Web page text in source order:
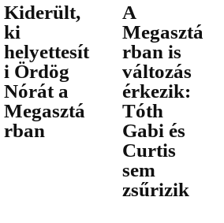
Kiderült,
ki
helyettesít
i Ördög
Nórát a
Megasztá
rban
A
Megasztá
rban is
változás
érkezik:
Tóth
Gabi és
Curtis
sem
zsűrizik